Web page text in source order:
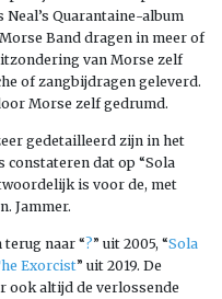
Neal’s Quarantaine-album
Band dragen in meer of
van Morse zelf
of zangbijdragen geleverd.
Morse zelf gedrumd.
gedetailleerd zijn in het
constateren dat op “Sola
is voor de, met
Jammer.
naar “?” uit 2005, “Sola
Exorcist” uit 2019. De
ook altijd de verlossende